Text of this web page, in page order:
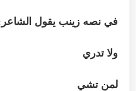
في نصه زينب يقول
ولا تدري
لمن تشي